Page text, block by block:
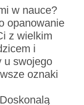
w nauce?
opanowanie
z wielkim
i
u swojego
oznaki